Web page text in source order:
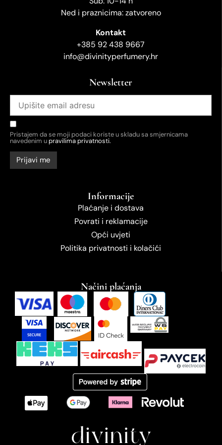
Ned i praznicima: zatvoreno
Kontakt
+385 92 438 9667
info@divinityperfumery.hr
Newsletter
Pristajem da se moji podaci koriste u skladu sa smjernicama
navedenim upravilima privatnosti.
Informacije
Plaćanje i dostava
Povrati i reklamacije
Opći uvjeti
Politika privatnosti i kolačići
Načini plaćanja